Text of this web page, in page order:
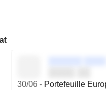
30/06- Portefeuille